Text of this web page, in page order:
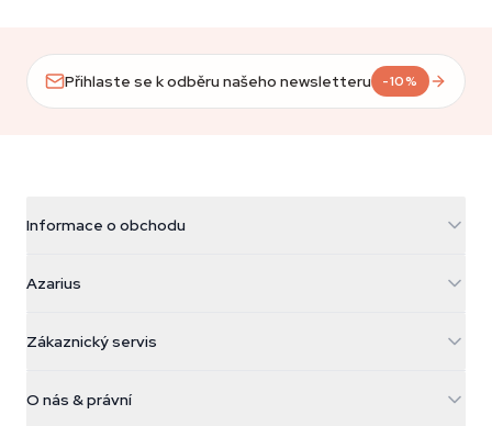
Přihlaste se k odběru našeho newsletteru -10%
Informace o obchodu
Galvaniweg 11
Nederland
+31(0)204897914
Azarius
Kouzelné houby
Smokeshop
Zákaznický servis
Pravidla vrácení
O nás & právní